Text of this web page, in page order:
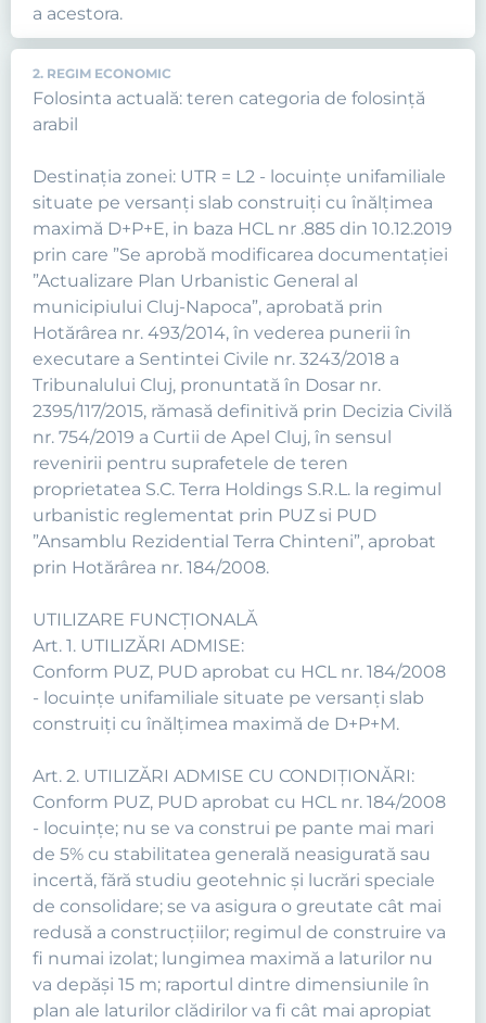
a acestora.
2. REGIM ECONOMIC
Folosinta actuală: teren categoria de folosință
arabil
Destinaţia zonei: UTR = L2 - locuinţe unifamiliale
situate pe versanţi slab construiţi cu înălţimea
maximă D+P+E, in baza HCL nr .885 din 10.12.2019
prin care ”Se aprobă modificarea documentaţiei
”Actualizare Plan Urbanistic General al
municipiului Cluj-Napoca”, aprobată prin
Hotărârea nr. 493/2014, în vederea punerii în
executare a Sentintei Civile nr. 3243/2018 a
Tribunalului Cluj, pronuntată în Dosar nr.
2395/117/2015, rămasă definitivă prin Decizia Civilă
nr. 754/2019 a Curtii de Apel Cluj, în sensul
revenirii pentru suprafetele de teren
proprietatea S.C. Terra Holdings S.R.L. la regimul
urbanistic reglementat prin PUZ si PUD
”Ansamblu Rezidential Terra Chinteni”, aprobat
prin Hotărârea nr. 184/2008.
UTILIZARE FUNCŢIONALĂ
Art. 1. UTILIZĂRI ADMISE:
Conform PUZ, PUD aprobat cu HCL nr. 184/2008
- locuinţe unifamiliale situate pe versanţi slab
construiţi cu înălţimea maximă de D+P+M.
Art. 2. UTILIZĂRI ADMISE CU CONDIŢIONĂRI:
Conform PUZ, PUD aprobat cu HCL nr. 184/2008
- locuinţe; nu se va construi pe pante mai mari
de 5% cu stabilitatea generală neasigurată sau
incertă, fără studiu geotehnic şi lucrări speciale
de consolidare; se va asigura o greutate cât mai
redusă a construcţiilor; regimul de construire va
fi numai izolat; lungimea maximă a laturilor nu
va depăşi 15 m; raportul dintre dimensiunile în
plan ale laturilor clădirilor va fi cât mai apropiat